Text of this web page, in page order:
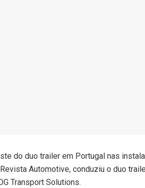
do duo trailer em Portugal nas
Automotive, conduziu o duo
Transport Solutions.